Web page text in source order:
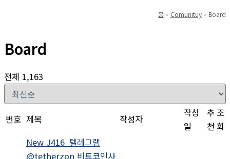
홈 Comunituy Board
Board
전체 1,163
번호 제목 작성자
작성
일
추
천
조
회
New J416_텔레그램
@tetherzon 비트코인사